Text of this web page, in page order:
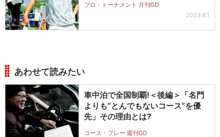
プロ・トーナメント 月刊GD
2023.6.1
あわせて読みたい
車中泊で全国制覇!＜後編＞「名門
よりも“とんでもないコース”を優
先」その理由とは?
コース・プレー 週刊GD